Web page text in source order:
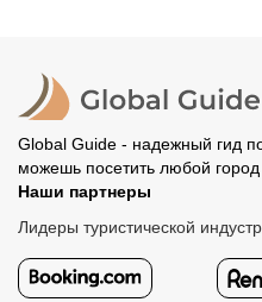
организатору напрямую не
Global Guide - надежный гид
можешь посетить любой город
Наши партнеры
Лидеры туристической